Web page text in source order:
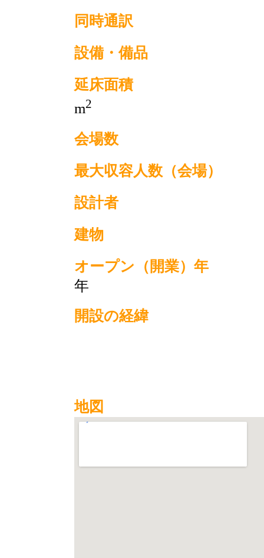
同時通訳
設備・備品
延床面積
m2
会場数
最大収容人数（会場）
設計者
建物
オープン（開業）年
年
開設の経緯
地図